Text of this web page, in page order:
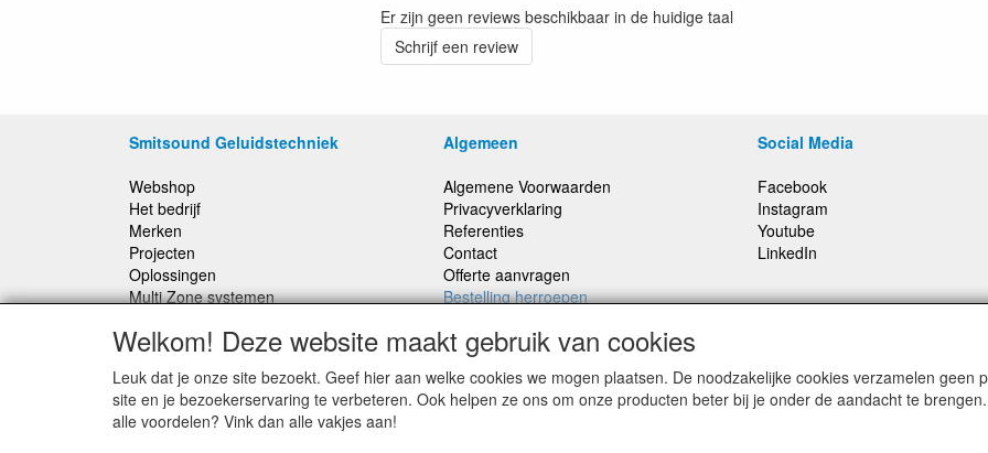
Er zijn geen reviews beschikbaar in de huidige taal
Schrijf een review
Smitsound Geluidstechniek
Webshop
Het bedrijf
Merken
Projecten
Oplossingen
Multi Zone systemen
Onderhoud en Reparaties
Algemeen
Algemene Voorwaarden
Privacyverklaring
Referenties
Contact
Offerte aanvragen
Bestelling herroepen
Social Media
Facebook
Instagram
Youtube
LinkedIn
Bestellingen binnen Nederland, ongeacht gewicht,
verstuurd voor € 6,95
Prijzen inclusief 21% BTW, tenzij anders vermeldt
Welkom! Deze website maakt gebruik van cookies
Leuk dat je onze site bezoekt. Geef hier aan welke cookies we mogen plaatsen. De noodzakelijke cookies verzamelen
site en je bezoekerservaring te verbeteren. Ook helpen ze ons om onze producten beter bij je onder de aandacht te
alle voordelen? Vink dan alle vakjes aan!